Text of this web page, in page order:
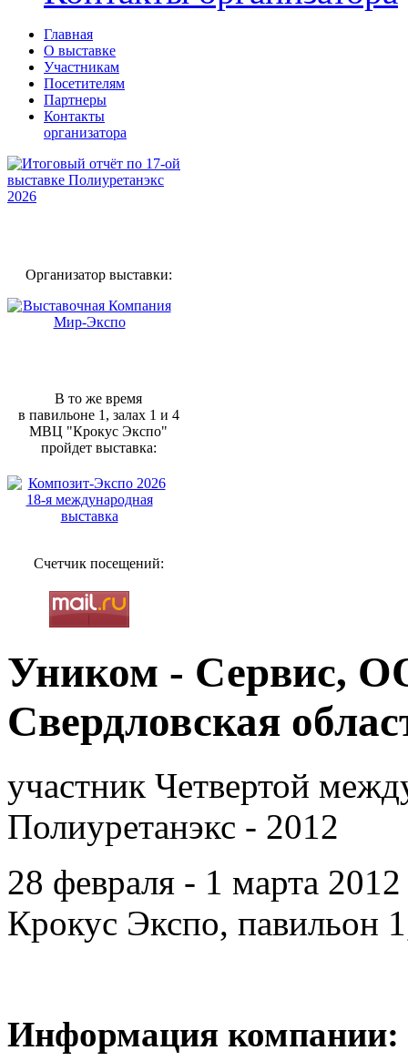
Главная
О выставке
Участникам
Посетителям
Партнеры
Контакты
организатора
Организатор выставки:
В то же время
в павильоне 1, залах 1 и 4
МВЦ "Крокус Экспо"
пройдет выставка:
Счетчик посещений:
Уником - Сервис,
Свердловская
участник Четвертой
Полиуретанэкс - 2012
28 февраля - 1 марта
Крокус Экспо, павильон
Информация компании: